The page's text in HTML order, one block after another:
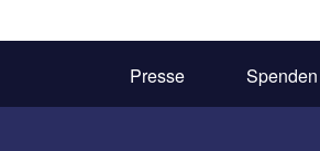
Presse Spenden